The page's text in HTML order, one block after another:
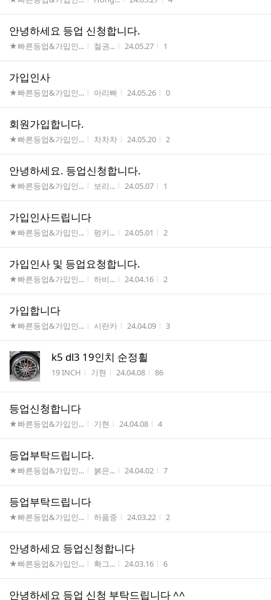
안녕하세요 등업 신청합니다.
게시판명
★빠른등업&가입인... 작성자
철권... 작성시간
24.05.27 조회수
1
가입인사
게시판명
★빠른등업&가입인... 작성자
아리빠 작성시간
24.05.26 조회수
0
회원가입합니다.
게시판명
★빠른등업&가입인... 작성자
차차차 작성시간
24.05.20 조회수
2
안녕하세요. 등업신청합니다.
게시판명
★빠른등업&가입인... 작성자
보리... 작성시간
24.05.07 조회수
1
가입인사드립니다
게시판명
★빠른등업&가입인... 작성자
펑키... 작성시간
24.05.01 조회수
2
가입인사 및 등업요청합니다.
게시판명
★빠른등업&가입인... 작성자
하비... 작성시간
24.04.16 조회수
2
가입합니다
게시판명
★빠른등업&가입인... 작성자
시란카 작성시간
24.04.09 조회수
3
k5 dl3 19인치 순정휠
게시판명
19 INCH 작성자
기현 작성시간
24.04.08 조회수
86
등업신청합니다
게시판명
★빠른등업&가입인... 작성자
기현 작성시간
24.04.08 조회수
4
등업부탁드립니다.
게시판명
★빠른등업&가입인... 작성자
붉은... 작성시간
24.04.02 조회수
7
등업부탁드립니다
게시판명
★빠른등업&가입인... 작성자
하품중 작성시간
24.03.22 조회수
2
안녕하세요 등업신청합니다
게시판명
★빠른등업&가입인... 작성자
확그... 작성시간
24.03.16 조회수
6
안녕하세요 등업 신청 부탁드립니다 ^^